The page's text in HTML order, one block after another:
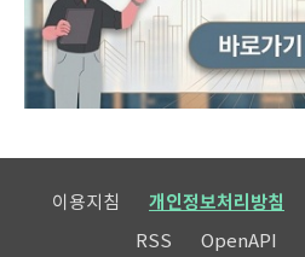
이용지침 개인정보처리방침
RSS
OpenAPI